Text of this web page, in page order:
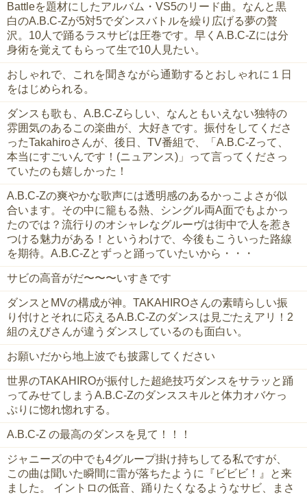
Battleを題材にしたアルバム・VS5のリード曲。なんと黒
白のA.B.C-Zが5対5でダンスバトルを繰り広げる夢の贅
沢。10人で踊るラスサビは圧巻です。早くA.B.C-Zには分
身術を覚えてもらって生で10人見たい。
おしゃれで、これを聞きながら通勤するとおしゃれに１日
をはじめられる。
ダンスも歌も、A.B.C-Zらしい、なんともいえない独特の
雰囲気のあるこの楽曲が、大好きです。振付をしてくださ
ったTakahiroさんが、後日、TV番組で、「A.B.C-Zって、
本当にすごいんです！(ニュアンス)」って言ってくださっ
ていたのも嬉しかった！
A.B.C-Zの爽やかな歌声には透明感のあるかっこよさが似
合います。その中に籠もる熱、シングル両A面でもよかっ
たのでは？流行りのオシャレなグルーヴは街中で人を惹き
つける魅力がある！というわけで、今後もこういった路線
を期待。A.B.C-Zとずっと踊っていたいから・・・
サビの高音がだ〜〜〜いすきです
ダンスとMVの構成が神。TAKAHIROさんの素晴らしい振
り付けとそれに応えるA.B.C-Zのダンスは見ごたえアリ！2
組のえびさんが違うダンスしているのも面白い。
お願いだから地上波でも披露してください
世界のTAKAHIROが振付した超絶技巧ダンスをサラッと踊
ってみせてしまうA.B.C-Zのダンススキルと体力オバケっ
ぷりに惚れ惚れする。
A.B.C-Z の最高のダンスを見て！！！
ジャニーズの中でも4グループ掛け持ちしてる私ですが、
この曲は聞いた瞬間に雷が落ちたように『ビビビ！』と来
ました。 イントロの低音、踊りたくなるようなサビ、まさ